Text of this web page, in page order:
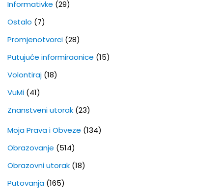
Informativke (29)
Ostalo (7)
Promjenotvorci (28)
Putujuće informiraonice (15)
Volontiraj (18)
VuMi (41)
Znanstveni utorak (23)
Moja Prava i Obveze (134)
Obrazovanje (514)
Obrazovni utorak (18)
Putovanja (165)